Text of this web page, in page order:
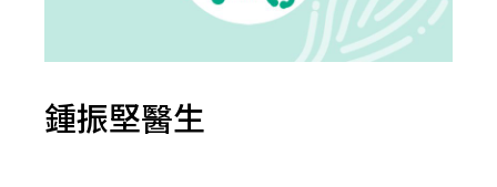
鍾振堅醫生